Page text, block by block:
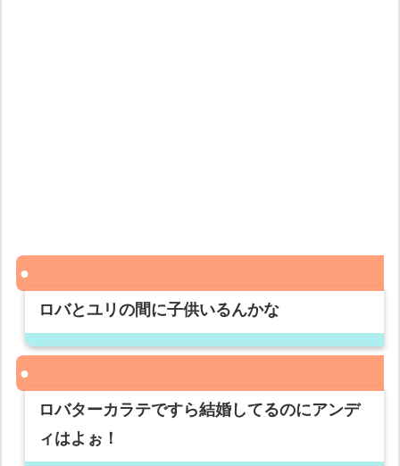
ロバとユリの間に子供いるんかな
ロバターカラテですら結婚してるのにアンデ
ィはよぉ！